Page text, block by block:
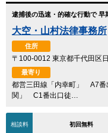
逮捕後の迅速・的確な行動で
大空・山村法律事務所
住所
〒100-0012 東京都千代田区
最寄り
都営三田線「内幸町」 A7番
関」 C1番出口徒…
相談料 初回無料